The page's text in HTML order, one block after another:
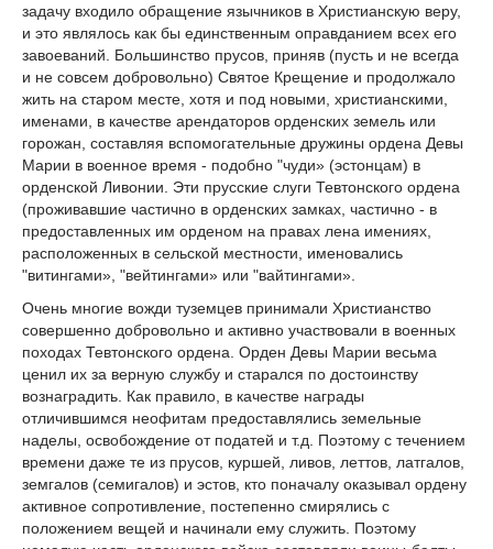
задачу входило обращение язычников в Христианскую веру,
и это являлось как бы единственным оправданием всех его
завоеваний. Большинство прусов, приняв (пусть и не всегда
и не совсем добровольно) Святое Крещение и продолжало
жить на старом месте, хотя и под новыми, христианскими,
именами, в качестве арендаторов орденских земель или
горожан, составляя вспомогательные дружины ордена Девы
Марии в военное время - подобно "чуди» (эстонцам) в
орденской Ливонии. Эти прусские слуги Тевтонского ордена
(проживавшие частично в орденских замках, частично - в
предоставленных им орденом на правах лена имениях,
расположенных в сельской местности, именовались
"витингами», "вейтингами» или "вайтингами».
Очень многие вожди туземцев принимали Христианство
совершенно добровольно и активно участвовали в военных
походах Тевтонского ордена. Орден Девы Марии весьма
ценил их за верную службу и старался по достоинству
вознаградить. Как правило, в качестве награды
отличившимся неофитам предоставлялись земельные
наделы, освобождение от податей и т.д. Поэтому с течением
времени даже те из прусов, куршей, ливов, леттов, латгалов,
земгалов (семигалов) и эстов, кто поначалу оказывал ордену
активное сопротивление, постепенно смирялись с
положением вещей и начинали ему служить. Поэтому